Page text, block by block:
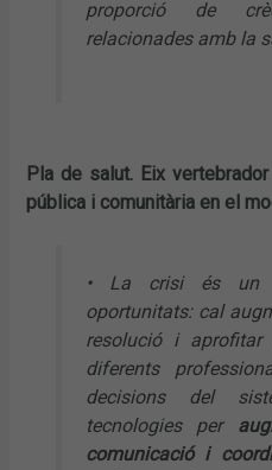
proporció de
relacionades amb la
Pla de salut. Eix
pública i comunitària en el
• La crisi és un
oportunitats: cal
resolució i aprofitar
diferents
decisions del
tecnologies per
comunicació i